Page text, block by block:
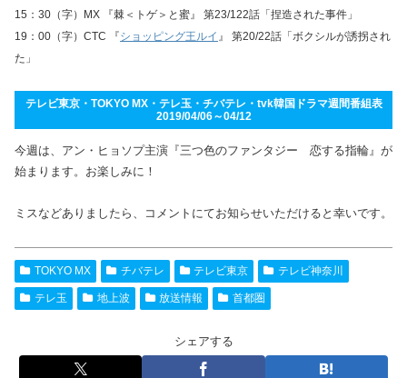
15：30（字）MX 『棘＜トゲ＞と蜜』 第23/122話「捏造された事件」
19：00（字）CTC 『ショッピング王ルイ 』 第20/22話「ボクシルが誘拐され
た」
テレビ東京・TOKYO MX・テレ玉・チバテレ・tvk韓国ドラマ週間番組表
2019/04/06～04/12
今週は、アン・ヒョソプ主演『三つ色のファンタジー 恋する指輪』が
始まります。お楽しみに！
ミスなどありましたら、コメントにてお知らせいただけると幸いです。
TOKYO MX チバテレ テレビ東京 テレビ神奈川
テレ玉 地上波 放送情報 首都圏
シェアする